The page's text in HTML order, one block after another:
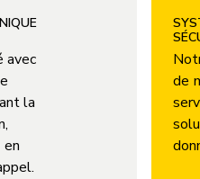
avec
la
de